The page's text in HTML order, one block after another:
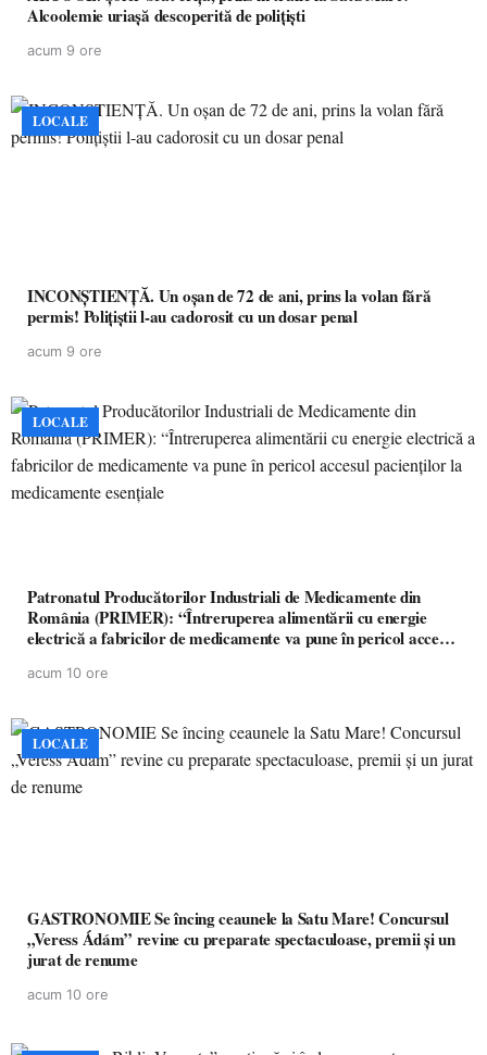
Alcoolemie uriașă descoperită de polițiști
acum 9 ore
LOCALE
INCONȘTIENȚĂ. Un oșan de 72 de ani, prins la volan fără
permis! Polițiștii l-au cadorosit cu un dosar penal
acum 9 ore
LOCALE
Patronatul Producătorilor Industriali de Medicamente din
România (PRIMER): “Întreruperea alimentării cu energie
electrică a fabricilor de medicamente va pune în pericol accesul
acum 10 ore
LOCALE
GASTRONOMIE Se încing ceaunele la Satu Mare! Concursul
„Veress Ádám” revine cu preparate spectaculoase, premii și un
jurat de renume
acum 10 ore